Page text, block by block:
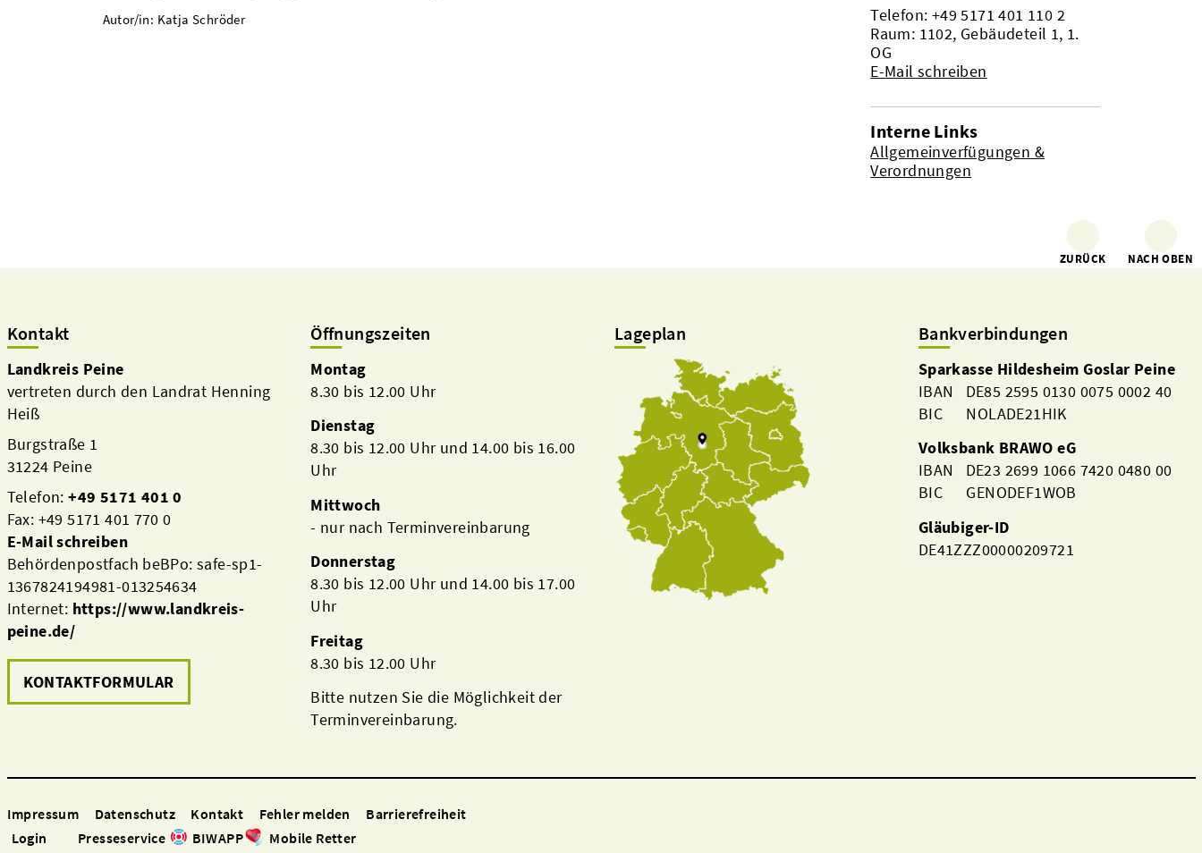
Autor/in: Katja Schröder
Telefon: +49 5171 401 110 2
Raum: 1102, Gebäudeteil 1, 1.
OG
E-Mail schreiben
Interne Links
Allgemeinverfügungen &
Verordnungen
ZURÜCK NACH OBEN
Kontakt
Landkreis Peine
vertreten durch den Landrat Henning
Heiß
Burgstraße 1
31224 Peine
Telefon:+49 5171 401 0
Fax: +49 5171 401 770 0
E-Mail schreiben
Behördenpostfach beBPo: safe-sp1-
1367824194981-013254634
Internet: https://www.landkreis-
peine.de/
KONTAKTFORMULAR
Öffnungszeiten
Montag
8.30 bis 12.00 Uhr
Dienstag
8.30 bis 12.00 Uhr und 14.00 bis 16.00
Uhr
Mittwoch
- nur nach Terminvereinbarung
Donnerstag
8.30 bis 12.00 Uhr und 14.00 bis 17.00
Uhr
Freitag
8.30 bis 12.00 Uhr
Bitte nutzen Sie die Möglichkeit der
Terminvereinbarung.
Lageplan Bankverbindungen
Sparkasse Hildesheim Goslar Peine
IBAN DE85 2595 0130 0075 0002 40
BIC NOLADE21HIK
Volksbank BRAWO eG
IBAN DE23 2699 1066 7420 0480 00
BIC GENODEF1WOB
Gläubiger-ID
DE41ZZZ00000209721
Impressum Datenschutz Kontakt Fehler melden
Barrierefreiheit
Login
Presseservice BIWAPP Mobile Retter